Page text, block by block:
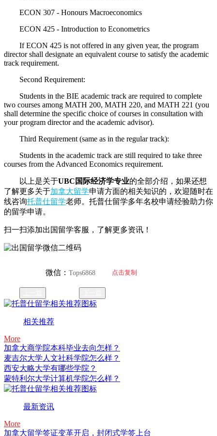
ECON 307 - Honours Macroeconomics
ECON 425 - Introduction to Econometrics
If ECON 425 is not offered in any given year, the program
director shall designate an equivalent course to satisfy the academic
track requirement.
Second Requirement:
Students in the BIE academic track are required to complete
two courses among MATH 200, MATH 220, and MATH 221 (you
shall determine the specific choice of courses in consultation with
your program director and the academic advisor).
Third Requirement (same as in the regular track):
Students in the academic track are still required to take three
courses from the Advanced Economics requirement.
以上是关于UBC国际经济学专业的全部介绍，如果还想
了解更多关于加拿大留学申请方面的相关知识的，欢迎随时在
线咨询托普仕留学老师。托普仕留学多年名校申请经验助力你
的留学申请。
扫一扫添加出国留学客服，了解更多资讯！
微信：Tops6868 点击复制
相关推荐
More
加拿大商学院本科毕业去向怎样？
麦吉尔大学人文社科学院怎么样？
西安大略大学有哪些学院？
蒙特利尔大学计算机学院怎么样？
最新资讯
More
加拿大留学签证变革开启，封闭式学签上台